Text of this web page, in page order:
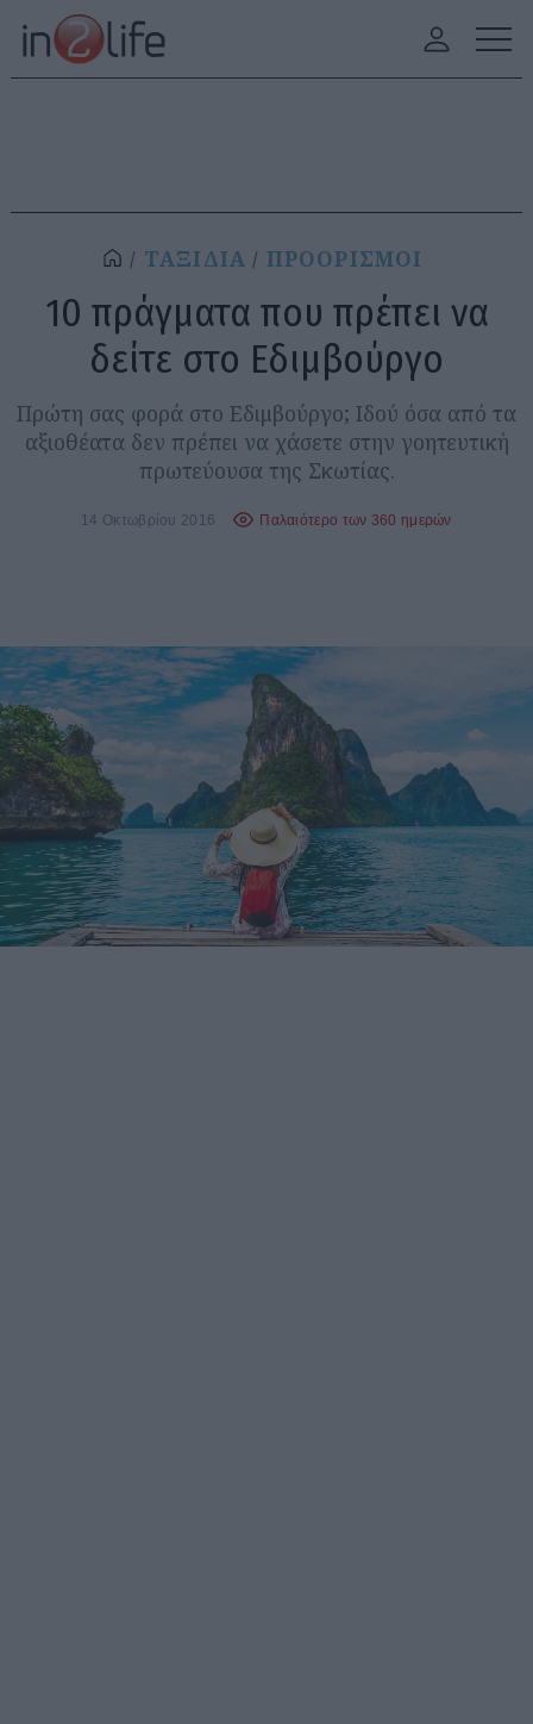
ΤΑΞΙΔΙΑ ΠΡΟΟΡΙΣΜΟΙ
10 πράγματα που πρέπει να
δείτε στο Εδιμβούργο
Πρώτη σας φορά στο Εδιμβούργο; Ιδού όσα από τα
αξιοθέατα δεν πρέπει να χάσετε στην γοητευτική
πρωτεύουσα της Σκωτίας.
14 Οκτωβρίου 2016 Παλαιότερο των 360 ημερών